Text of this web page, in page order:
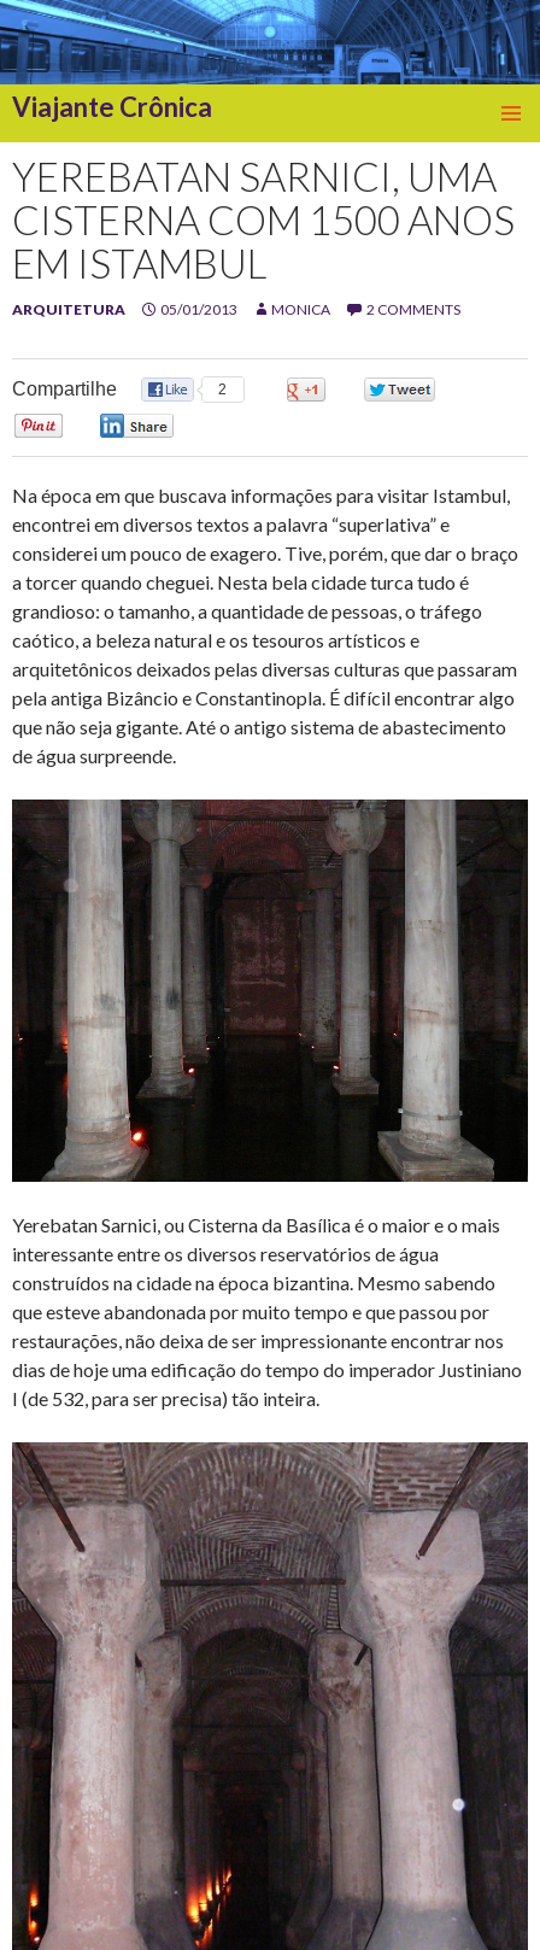
Viajante Crônica
TO
CONTENT
YEREBATAN SARNICI, UMA
CISTERNA COM 1500 ANOS
EM ISTAMBUL
ARQUITETURA 05/01/2013 MONICA 2 COMMENTS
Compartilhe 2
Na época em que buscava informações para visitar Istambul,
encontrei em diversos textos a palavra “superlativa” e
considerei um pouco de exagero. Tive, porém, que dar o braço
a torcer quando cheguei. Nesta bela cidade turca tudo é
grandioso: o tamanho, a quantidade de pessoas, o tráfego
caótico, a beleza natural e os tesouros artísticos e
arquitetônicos deixados pelas diversas culturas que passaram
pela antiga Bizâncio e Constantinopla. É difícil encontrar algo
que não seja gigante. Até o antigo sistema de abastecimento
de água surpreende.
Yerebatan Sarnici, ou Cisterna da Basílica é o maior e o mais
interessante entre os diversos reservatórios de água
construídos na cidade na época bizantina. Mesmo sabendo
que esteve abandonada por muito tempo e que passou por
restaurações, não deixa de ser impressionante encontrar nos
dias de hoje uma edificação do tempo do imperador Justiniano
I (de 532, para ser precisa) tão inteira.